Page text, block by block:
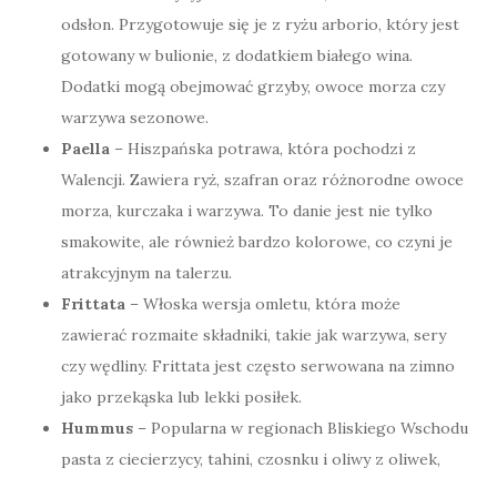
odsłon. Przygotowuje się je z ryżu arborio, który jest
gotowany w bulionie, z dodatkiem białego wina.
Dodatki mogą obejmować grzyby, owoce morza czy
warzywa sezonowe.
Paella – Hiszpańska potrawa, która pochodzi z
Walencji. Zawiera ryż, szafran oraz różnorodne owoce
morza, kurczaka i warzywa. To danie jest nie tylko
smakowite, ale również bardzo kolorowe, co czyni je
atrakcyjnym na talerzu.
Frittata – Włoska wersja omletu, która może
zawierać rozmaite składniki, takie jak warzywa, sery
czy wędliny. Frittata jest często serwowana na zimno
jako przekąska lub lekki posiłek.
Hummus – Popularna w regionach Bliskiego Wschodu
pasta z ciecierzycy, tahini, czosnku i oliwy z oliwek,